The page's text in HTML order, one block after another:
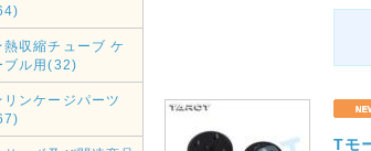
収縮チューブ ケ
ブル用(32)
ンケージパーツ
Tモ